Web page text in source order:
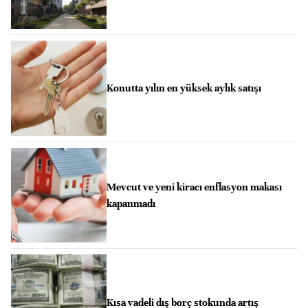
Konutta yılın en yüksek aylık satışı
Mevcut ve yeni kiracı enflasyon makası
kapanmadı
Kısa vadeli dış borç stokunda artış